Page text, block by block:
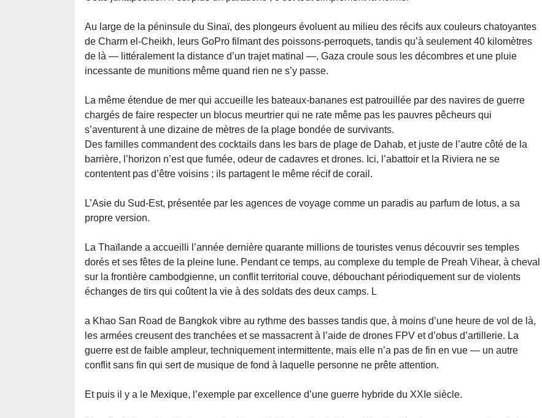
Au large de la péninsule du Sinaï, des plongeurs évoluent au milieu des récifs aux couleurs chatoyantes
de Charm el-Cheikh, leurs GoPro filmant des poissons-perroquets, tandis qu’à seulement 40 kilomètres
de là — littéralement la distance d’un trajet matinal —, Gaza croule sous les décombres et une pluie
incessante de munitions même quand rien ne s’y passe.
La même étendue de mer qui accueille les bateaux-bananes est patrouillée par des navires de guerre
chargés de faire respecter un blocus meurtrier qui ne rate même pas les pauvres pêcheurs qui
s’aventurent à une dizaine de mètres de la plage bondée de survivants.
Des familles commandent des cocktails dans les bars de plage de Dahab, et juste de l’autre côté de la
barrière, l’horizon n’est que fumée, odeur de cadavres et drones. Ici, l’abattoir et la Riviera ne se
contentent pas d’être voisins ; ils partagent le même récif de corail.
L’Asie du Sud-Est, présentée par les agences de voyage comme un paradis au parfum de lotus, a sa
propre version.
La Thaïlande a accueilli l’année dernière quarante millions de touristes venus découvrir ses temples
dorés et ses fêtes de la pleine lune. Pendant ce temps, au complexe du temple de Preah Vihear, à cheval
sur la frontière cambodgienne, un conflit territorial couve, débouchant périodiquement sur de violents
échanges de tirs qui coûtent la vie à des soldats des deux camps. L
a Khao San Road de Bangkok vibre au rythme des basses tandis que, à moins d’une heure de vol de là,
les armées creusent des tranchées et se massacrent à l’aide de drones FPV et d’obus d’artillerie. La
guerre est de faible ampleur, techniquement intermittente, mais elle n’a pas de fin en vue — un autre
conflit sans fin qui sert de musique de fond à laquelle personne ne prête attention.
Et puis il y a le Mexique, l’exemple par excellence d’une guerre hybride du XXIe siècle.